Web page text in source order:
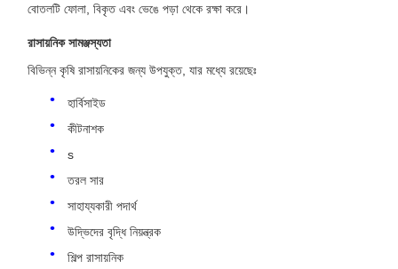
বোতলটি ফোলা, বিকৃত এবং ভেঙে পড়া থেকে রক্ষা করে।
রাসায়নিক সামঞ্জস্যতা
বিভিন্ন কৃষি রাসায়নিকের জন্য উপযুক্ত, যার মধ্যে রয়েছেঃ
হার্বিসাইড
কীটনাশক
s
তরল সার
সাহায্যকারী পদার্থ
উদ্ভিদের বৃদ্ধি নিয়ন্ত্রক
শিল্প রাসায়নিক